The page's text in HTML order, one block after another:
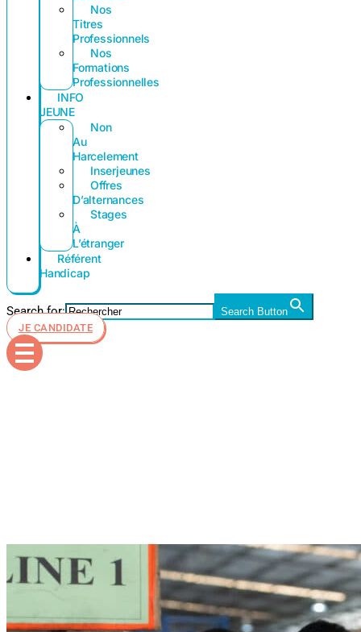
Nos
Titres
Professionnels
Nos
Formations
Professionnelles
INFO
JEUNE
Non
Au
Harcelement
Inserjeunes
Offres
D’alternances
Stages
À
L’étranger
Référent
Handicap
Search for:
Search Button
JE CANDIDATE